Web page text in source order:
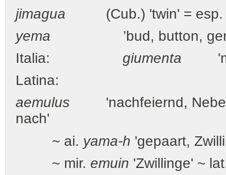
jimagua (Cub.) 'twin' =
yema ’bud, button,
Italia: giumenta
Latina:
aemulus 'nachfeiernd,
nach'
~ ai. yama-h 'gepaart,
~ mir. emuin 'Zwillinge' ~